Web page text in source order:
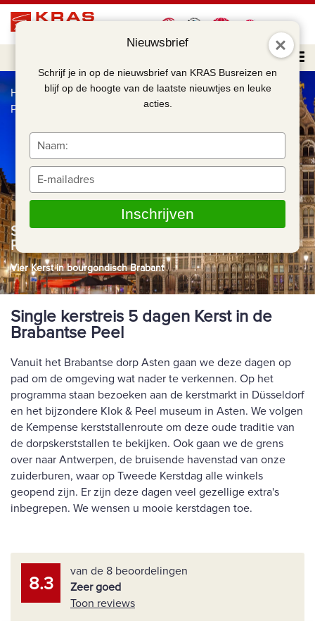
Nieuwsbrief
Schrijf je in op de nieuwsbrief van KRAS Busreizen en
blijf op de hoogte van de laatste nieuwtjes en leuke
acties.
Typ
je
naam
Typ
je
e-
Inschrijven
Home
Single kerstreis 5 dagen Kerst in de Brabantse
Peel
Single kerstreis 5 dagen Kerst in de Brabantse
Peel
Vier Kerst in bourgondisch Brabant
Single kerstreis 5 dagen Kerst in de
Brabantse Peel
Vanuit het Brabantse dorp Asten gaan we deze dagen op
pad om de omgeving wat nader te verkennen. Op het
programma staan bezoeken aan de kerstmarkt in Düsseldorf
en het bijzondere Klok & Peel museum in Asten. We volgen
de Kempense kerststallenroute om deze oude traditie van
de dorpskerststallen te bekijken. Ook gaan we de grens
over naar Antwerpen, de bruisende havenstad van onze
zuiderburen, waar op Tweede Kerstdag alle winkels
geopend zijn. Er zijn deze dagen veel gezellige extra's
inbegrepen. We wensen u mooie kerstdagen toe.
8.3
van de 8 beoordelingen
Zeer goed
Toon reviews